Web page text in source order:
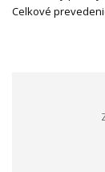
Celkové